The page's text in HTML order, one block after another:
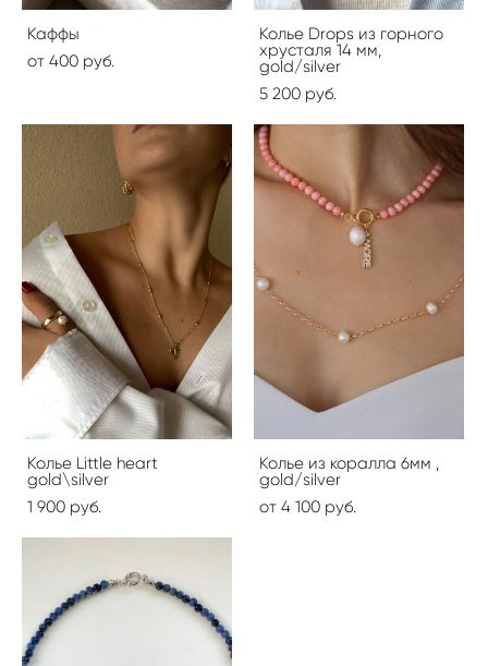
Каффы
от 400 pуб.
Колье Drops из горного
хрусталя 14 мм,
gold/silver
5 200 pуб.
Колье Little heart
gold\silver
1 900 pуб.
Колье из коралла 6мм ,
gold/silver
от 4 100 pуб.